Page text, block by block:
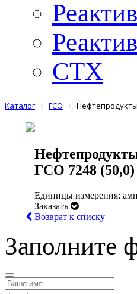
СТХ
Каталог ГСО Нефтепродукты
ГСО 7248 (50,0)
Единицы измерения: амп
Заказать
Возврат к списку
Заполните